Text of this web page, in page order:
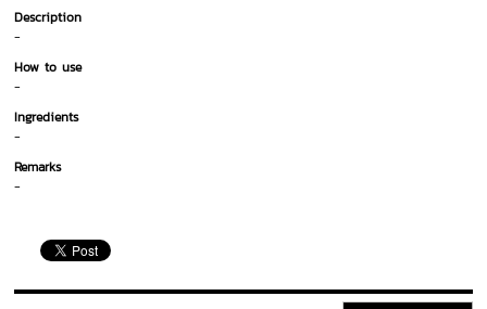
Description
-
How to use
-
Ingredients
-
Remarks
-